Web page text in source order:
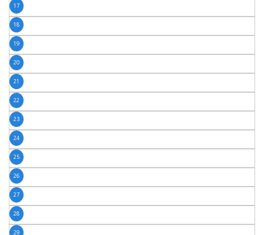
17
18
19
20
21
22
23
24
25
26
27
28
29